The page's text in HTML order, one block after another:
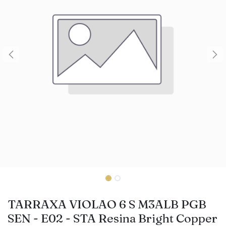
TARRAXA VIOLAO 6 S M3ALB PGB
SEN - E02 - STA Resina Bright Copper